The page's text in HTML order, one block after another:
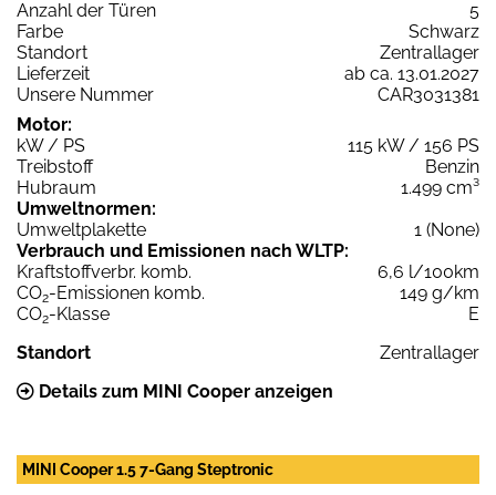
Anzahl der Türen
5
Farbe
Schwarz
Standort
Zentrallager
Lieferzeit
ab ca. 13.01.2027
Unsere Nummer
CAR3031381
Motor:
kW / PS
115 kW / 156 PS
Treibstoff
Benzin
Hubraum
1.499 cm³
Umweltnormen:
Umweltplakette
1 (None)
Verbrauch und Emissionen nach WLTP:
Kraftstoffverbr. komb.
6,6 l/100km
CO2-Emissionen komb.
149 g/km
CO2-Klasse
E
Standort
Zentrallager
Details zum MINI Cooper anzeigen
MINI Cooper 1.5 7-Gang Steptronic